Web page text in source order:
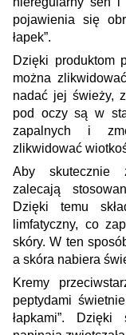
pojawienia się
łapek”.
Dzięki produktom
można
nadać jej świeży,
pod oczy są w
zapalnych i
zlikwidować
Aby skutecznie
zalecają
Dzięki temu
limfatyczny, co
skóry. W ten
a skóra nabiera
Kremy
peptydami
łapkami”. Dzięki